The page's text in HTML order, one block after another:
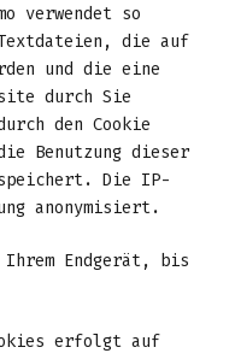
verwendet so
die auf
und die eine
durch Sie
den Cookie
Benutzung dieser
Die IP-
anonymisiert.
Ihrem Endgerät, bis
erfolgt auf